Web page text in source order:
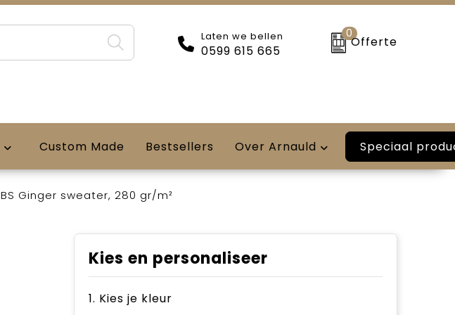
Laten we bellen
0599 615 665
0
Offerte
Custom Made Bestsellers Over Arnauld Speciaal
BS Ginger sweater, 280 gr/m²
Kies en personaliseer
1. Kies je kleur